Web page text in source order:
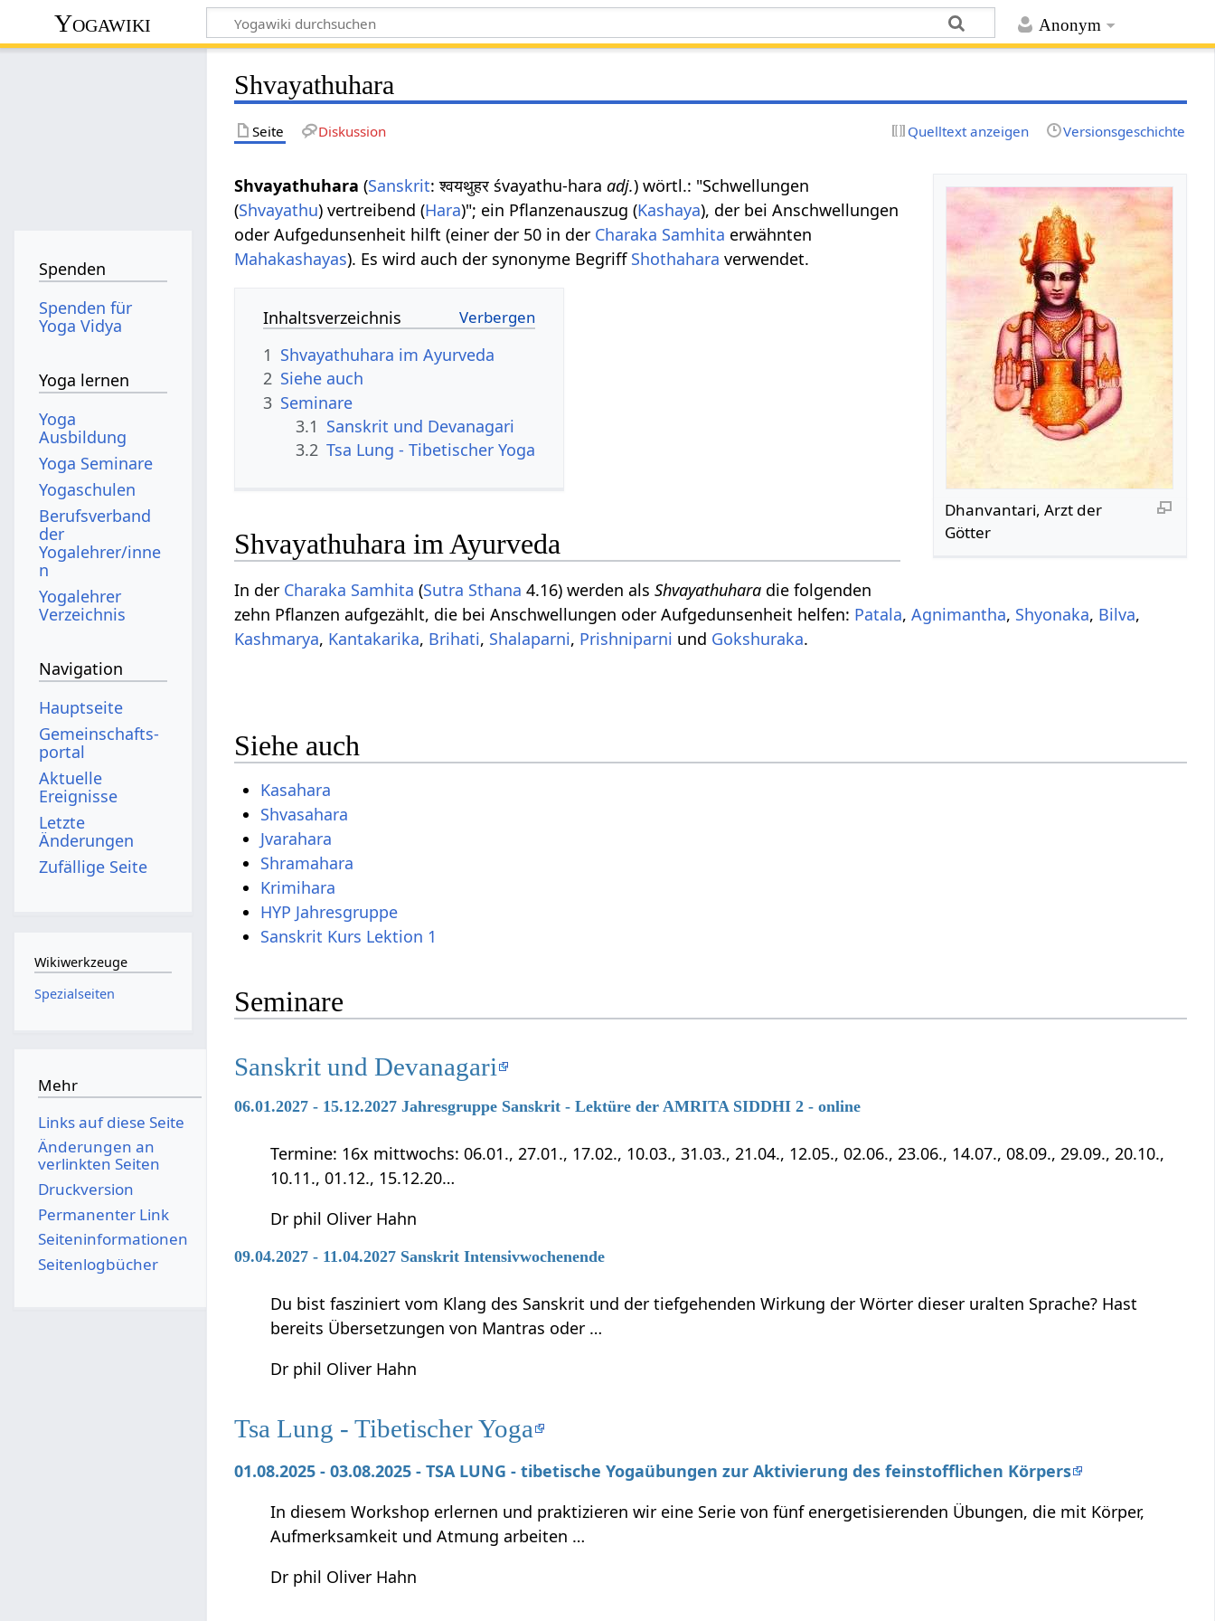
Anonym
Yogawiki
Shvayathuhara
Seite Diskussion Quelltext anzeigen Versionsgeschichte
Dhanvantari, Arzt der
Götter
Shvayathuhara (Sanskrit: श्वयथुहर śvayathu-haraadj.) wörtl.: "Schwellungen
(Shvayathu) vertreibend (Hara)"; ein Pflanzenauszug (Kashaya), der bei Anschwellungen
oder Aufgedunsenheit hilft (einer der 50 in der Charaka Samhita erwähnten
Mahakashayas). Es wird auch der synonyme Begriff Shothahara verwendet.
Inhaltsverzeichnis
1 Shvayathuhara im Ayurveda
2 Siehe auch
3 Seminare
3.1 Sanskrit und Devanagari
3.2 Tsa Lung - Tibetischer Yoga
Shvayathuhara im Ayurveda
In der Charaka Samhita (Sutra Sthana 4.16) werden alsShvayathuhara die folgenden
zehn Pflanzen aufgezählt, die bei Anschwellungen oder Aufgedunsenheit helfen: Patala,Agnimantha, Shyonaka, Bilva,
Kashmarya, Kantakarika, Brihati, Shalaparni, Prishniparni und Gokshuraka.
Siehe auch
Kasahara
Shvasahara
Jvarahara
Shramahara
Krimihara
HYP Jahresgruppe
Sanskrit Kurs Lektion 1
Seminare
Sanskrit und Devanagari
06.01.2027 - 15.12.2027 Jahresgruppe Sanskrit - Lektüre der AMRITA SIDDHI 2 - online
Termine: 16x mittwochs: 06.01., 27.01., 17.02., 10.03., 31.03., 21.04., 12.05., 02.06., 23.06., 14.07., 08.09., 29.09., 20.10.,
10.11., 01.12., 15.12.20…
Dr phil Oliver Hahn
09.04.2027 - 11.04.2027 Sanskrit Intensivwochenende
Du bist fasziniert vom Klang des Sanskrit und der tiefgehenden Wirkung der Wörter dieser uralten Sprache? Hast
bereits Übersetzungen von Mantras oder …
Dr phil Oliver Hahn
Tsa Lung - Tibetischer Yoga
01.08.2025 - 03.08.2025 - TSA LUNG - tibetische Yogaübungen zur Aktivierung des feinstofflichen Körpers
In diesem Workshop erlernen und praktizieren wir eine Serie von fünf energetisierenden Übungen, die mit Körper,
Aufmerksamkeit und Atmung arbeiten …
Dr phil Oliver Hahn
Spenden
Spenden für
Yoga Vidya
Yoga lernen
Yoga
Ausbildung
Yoga Seminare
Yogaschulen
Berufsverband
der
Yogalehrer/inne
n
Yogalehrer
Verzeichnis
Navigation
Hauptseite
Gemeinschafts­
portal
Aktuelle
Ereignisse
Letzte
Änderungen
Zufällige Seite
Wikiwerkzeuge
Spezialseiten
Mehr
Links auf diese Seite
Änderungen an
verlinkten Seiten
Druckversion
Permanenter Link
Seiten­­informationen
Seitenlogbücher